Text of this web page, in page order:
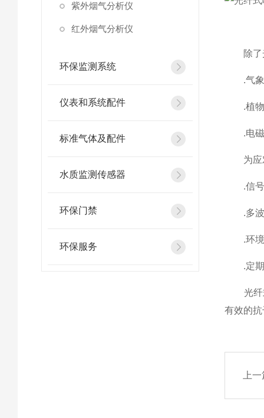
紫外烟气分析仪
红外烟气分析仪
环保监测系统
仪表和系统配件
标准气体及配件
水质监测传感器
环保门禁
环保服务
除了光
.气象因
.植物状
.电磁干
为应对
.信号处
.多波长
.环境补
.定期校
光纤式
有效的
上